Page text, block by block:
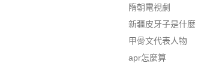
隋朝電視劇
新疆皮牙子是什麼
甲骨文代表人物
apr怎麼算